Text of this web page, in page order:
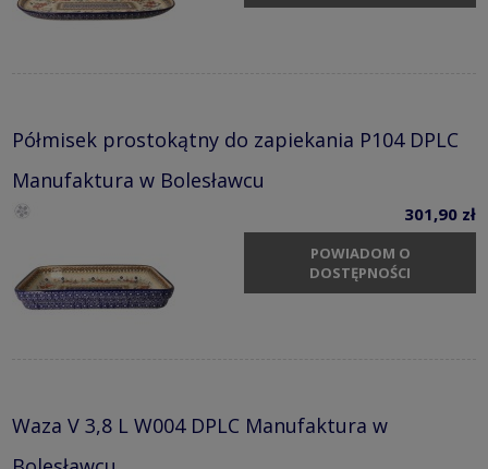
Półmisek prostokątny do zapiekania P104 DPLC
Manufaktura w Bolesławcu
301,90 zł
POWIADOM O
DOSTĘPNOŚCI
Waza V 3,8 L W004 DPLC Manufaktura w